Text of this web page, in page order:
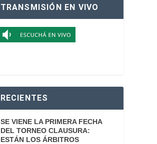
TRANSMISIÓN EN VIVO
RECIENTES
SE VIENE LA PRIMERA FECHA
DEL TORNEO CLAUSURA:
ESTÁN LOS ÁRBITROS